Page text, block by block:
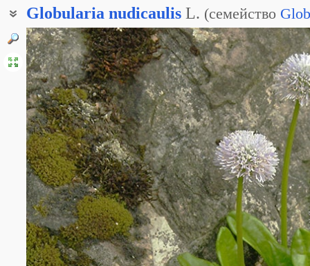
Globularia nudicaulis L. (семейство
Глобулярия голостебельная